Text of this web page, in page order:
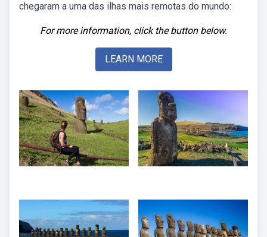
chegaram a uma das ilhas mais remotas do mundo:
For more information, click the button below.
LEARN MORE